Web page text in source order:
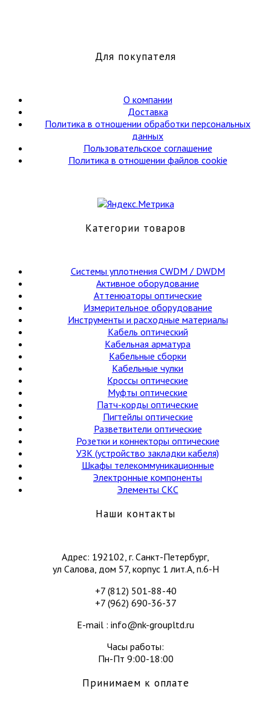
Для покупателя
О компании
Доставка
Политика в отношении обработки персональных
данных
Пользовательское соглашение
Политика в отношении файлов cookie
Категории товаров
Cистемы уплотнения CWDM / DWDM
Активное оборудование
Аттенюаторы оптические
Измерительное оборудование
Инструменты и расходные материалы
Кабель оптический
Кабельная арматура
Кабельные сборки
Кабельные чулки
Кроссы оптические
Муфты оптические
Патч-корды оптические
Пигтейлы оптические
Разветвители оптические
Розетки и коннекторы оптические
УЗК (устройство закладки кабеля)
Шкафы телекоммуникационные
Электронные компоненты
Элементы СКС
Наши контакты
Адрес: 192102, г. Санкт-Петербург,
ул Салова, дом 57, корпус 1 лит.А, п.6-Н
+7 (812) 501-88-40
+7 (962) 690-36-37
E-mail : info@nk-groupltd.ru
Часы работы:
Пн-Пт 9:00-18:00
Принимаем к оплате